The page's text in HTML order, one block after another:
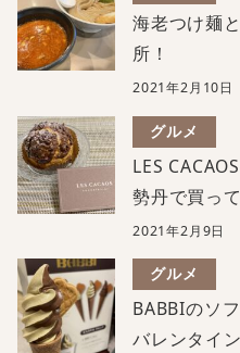
海老つけ麺
所！
2021年2月10日
グルメ
LES
勢丹で買っ
2021年2月9日
グルメ
BABBIのソ
バレンタイ